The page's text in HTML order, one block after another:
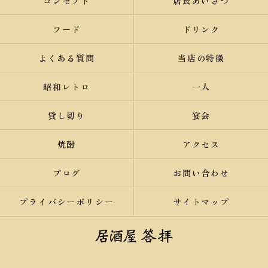
フード ドリンク
よくある質問 当店の特徴
昭和レトロ 一人
貸し切り 宴会
焼酎 アクセス
ブログ お問い合わせ
プライバシーポリシー サイトマップ